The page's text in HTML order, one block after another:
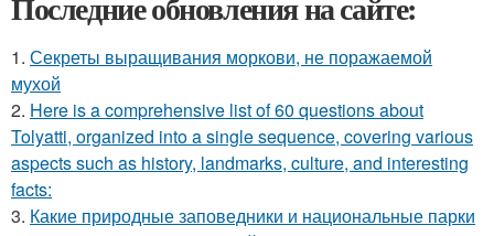
1. Секреты выращивания моркови, не поражаемой
мухой
2. Here is a comprehensive list of 60 questions about
Tolyatti, organized into a single sequence, covering various
aspects such as history, landmarks, culture, and interesting
facts:
3. Какие природные заповедники и национальные парки